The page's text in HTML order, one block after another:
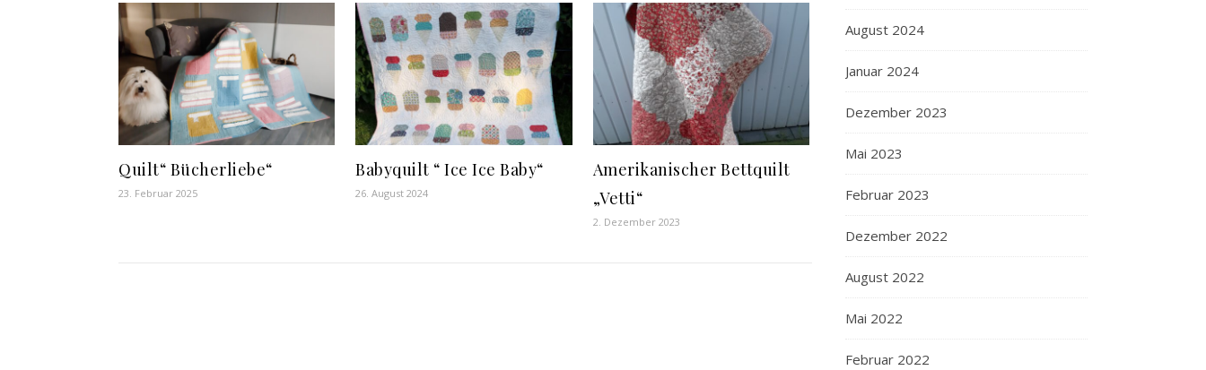
Quilt“ Bücherliebe“
23. Februar 2025
Babyquilt “ Ice Ice Baby“
26. August 2024
Amerikanischer Bettquilt
„Vetti“
2. Dezember 2023
August 2024
Januar 2024
Dezember 2023
Mai 2023
Februar 2023
Dezember 2022
August 2022
Mai 2022
Februar 2022